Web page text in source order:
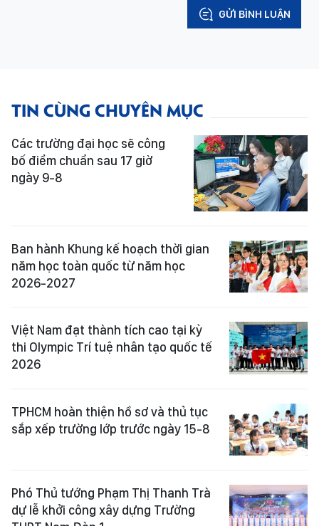
GỬI BÌNH LUẬN
TIN CÙNG CHUYÊN MỤC
Các trường đại học sẽ công
bố điểm chuẩn sau 17 giờ
ngày 9-8
Ban hành Khung kế hoạch thời gian
năm học toàn quốc từ năm học
2026-2027
Việt Nam đạt thành tích cao tại kỳ
thi Olympic Trí tuệ nhân tạo quốc tế
2026
TPHCM hoàn thiện hồ sơ và thủ tục
sắp xếp trường lớp trước ngày 15-8
Phó Thủ tướng Phạm Thị Thanh Trà
dự lễ khởi công xây dựng Trường